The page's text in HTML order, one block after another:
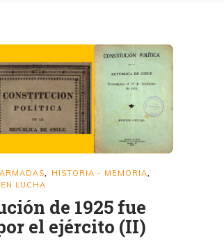
HISTORIA - MEMORIA
LUCHA
de 1925 fue
el ejército (II)